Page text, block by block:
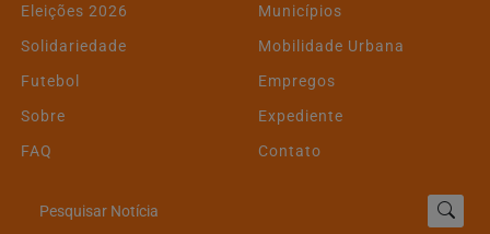
Eleições 2026
Municípios
Solidariedade
Mobilidade Urbana
Futebol
Empregos
Sobre
Expediente
FAQ
Contato
Pesquisar Notícia